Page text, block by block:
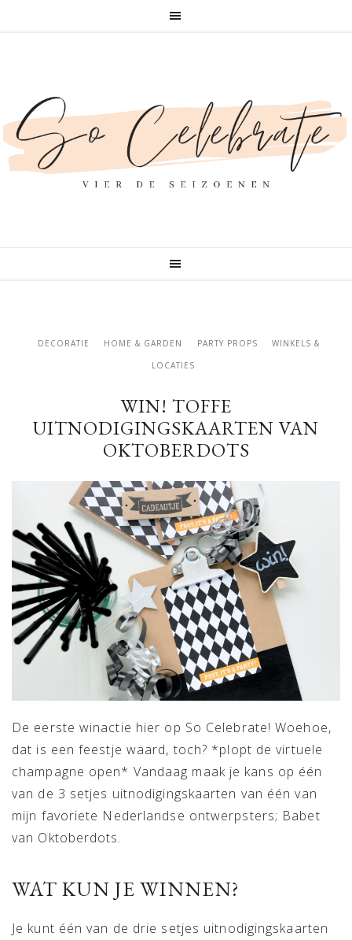
DECORATIE HOME & GARDEN PARTY PROPS
WINKELS &
LOCATIES
WIN! TOFFE
UITNODIGINGSKAARTEN VAN
OKTOBERDOTS
De eerste winactie hier op So Celebrate! Woehoe,
dat is een feestje waard, toch? *plopt de virtuele
champagne open* Vandaag maak je kans op één
van de 3 setjes uitnodigingskaarten van één van
mijn favoriete Nederlandse ontwerpsters; Babet
van Oktoberdots.
WAT KUN JE WINNEN?
Je kunt één van de drie setjes uitnodigingskaarten